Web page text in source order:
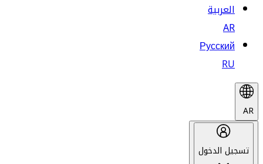
العربية
AR
Русский
RU
AR
تسجيل الدخول